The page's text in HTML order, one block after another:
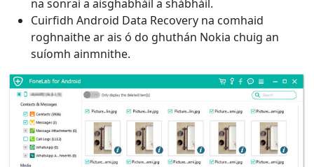
na sonraí a aisghabháil a shábháil.
Cuirfidh Android Data Recovery na comhaid
roghnaithe ar ais ó do ghuthán Nokia chuig an
suíomh ainmnithe.